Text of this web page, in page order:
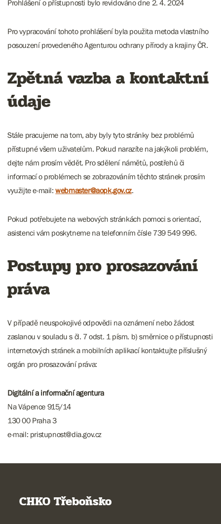
Prohlášení o přístupnosti bylo revidováno dne 2. 4. 2024
Pro vypracování tohoto prohlášení byla použita metoda vlastního
posouzení provedeného Agenturou ochrany přírody a krajiny ČR.
Zpětná vazba a kontaktní
údaje
Stále pracujeme na tom, aby byly tyto stránky bez problémů
přístupné všem uživatelům. Pokud narazíte na jakýkoli problém,
dejte nám prosím vědět. Pro sdělení námětů, postřehů či
informací o problémech se zobrazováním těchto stránek prosím
využijte e-mail:webmaster@aopk.gov.cz.
Pokud potřebujete na webových stránkách pomoci s orientací,
asistenci vám poskytneme na telefonním čísle 739 549 996.
Postupy pro prosazování
práva
V případě neuspokojivé odpovědi na oznámení nebo žádost
zaslanou v souladu s čl. 7 odst. 1 písm. b) směrnice o přístupnosti
internetových stránek a mobilních aplikací kontaktujte příslušný
orgán pro prosazování práva:
Digitální a informační agentura
Na Vápence 915/14
130 00 Praha 3
e-mail: pristupnost@dia.gov.cz
CHKO Třeboňsko